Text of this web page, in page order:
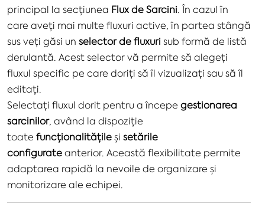
principal la secțiunea Flux de Sarcini. În cazul în
care aveți mai multe fluxuri active, în partea stângă
sus veți găsi un selector de fluxuri sub formă de listă
derulantă. Acest selector vă permite să alegeți
fluxul specific pe care doriți să îl vizualizați sau să îl
editați.
Selectați fluxul dorit pentru a începe gestionarea
sarcinilor, având la dispoziție
toate funcționalitățile și setările
configurate anterior. Această flexibilitate permite
adaptarea rapidă la nevoile de organizare și
monitorizare ale echipei.